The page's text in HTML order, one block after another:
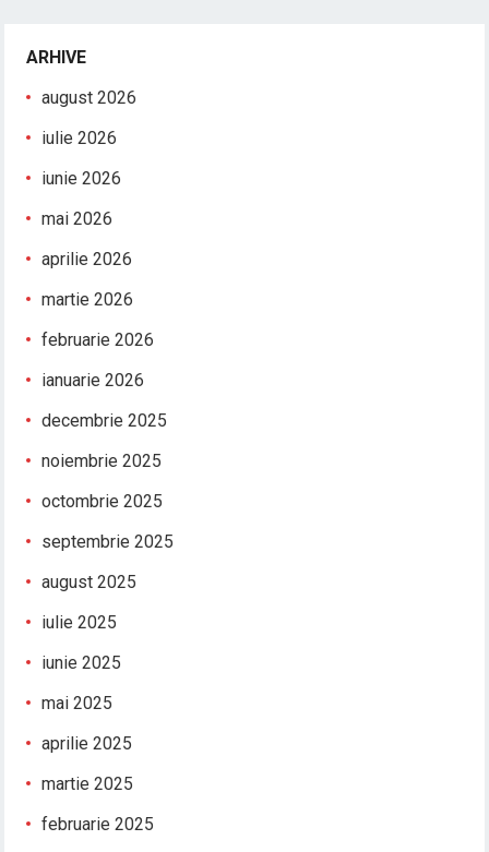
ARHIVE
august 2026
iulie 2026
iunie 2026
mai 2026
aprilie 2026
martie 2026
februarie 2026
ianuarie 2026
decembrie 2025
noiembrie 2025
octombrie 2025
septembrie 2025
august 2025
iulie 2025
iunie 2025
mai 2025
aprilie 2025
martie 2025
februarie 2025